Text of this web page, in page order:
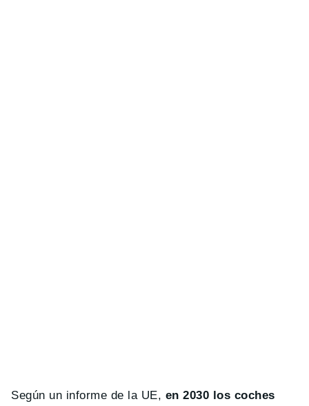
Según un informe de la UE, en 2030 los coches